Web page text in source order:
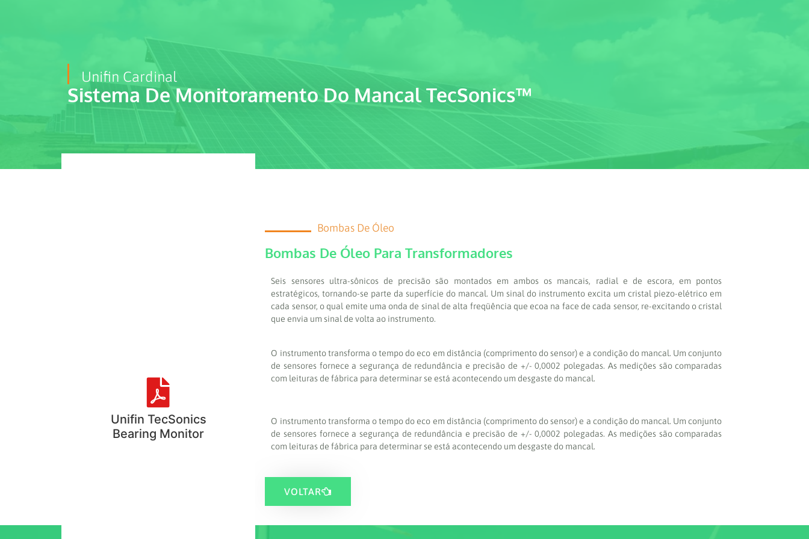
Unifin Cardinal
Sistema De Monitoramento Do Mancal TecSonics™
Unifin TecSonics
Bearing Monitor
Bombas De Óleo
Bombas De Óleo Para Transformadores
Seis sensores ultra-sônicos de precisão são montados em ambos os mancais, radial e de escora, em pontos
estratégicos, tornando-se parte da superfície do mancal. Um sinal do instrumento excita um cristal piezo-elétrico em
cada sensor, o qual emite uma onda de sinal de alta freqüência que ecoa na face de cada sensor, re-excitando o cristal
que envia um sinal de volta ao instrumento.
O instrumento transforma o tempo do eco em distância (comprimento do sensor) e a condição do mancal. Um conjunto
de sensores fornece a segurança de redundância e precisão de +/- 0,0002 polegadas. As medições são comparadas
com leituras de fábrica para determinar se está acontecendo um desgaste do mancal.
O instrumento transforma o tempo do eco em distância (comprimento do sensor) e a condição do mancal. Um conjunto
de sensores fornece a segurança de redundância e precisão de +/- 0,0002 polegadas. As medições são comparadas
com leituras de fábrica para determinar se está acontecendo um desgaste do mancal.
VOLTAR